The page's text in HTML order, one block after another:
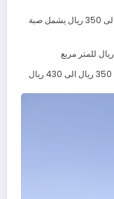
اسعار الهنجر مع البناء والتشطيبات من 250ريال الى 350 ريال يشمل صبة